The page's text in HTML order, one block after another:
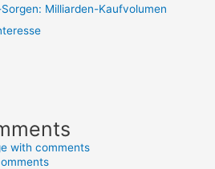
Milliarden-Kaufvolumen
with comments